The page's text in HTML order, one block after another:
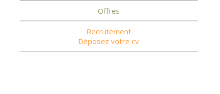
Offres
Recrutement
Déposez votre cv